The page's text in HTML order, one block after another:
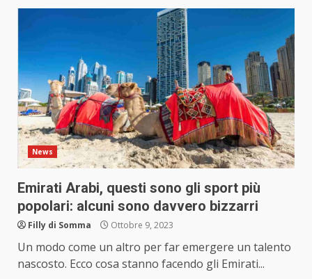
News
Emirati Arabi, questi sono gli sport più
popolari: alcuni sono davvero bizzarri
Filly di Somma Ottobre 9, 2023
Un modo come un altro per far emergere un talento
nascosto. Ecco cosa stanno facendo gli Emirati...